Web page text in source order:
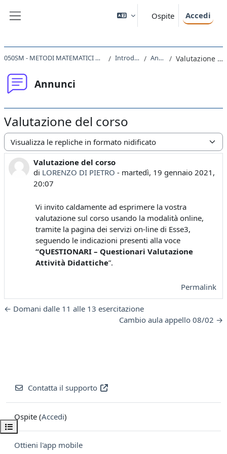
Ospite Accedi
Apri indice del corso
050SM - METODI MATEMATICI DELLA FISICA 2020 Introduzione Annunci Valutazione del corso
Annunci
Valutazione del corso
Modalità visualizzazione
Valutazione del corso
di LORENZO DI PIETRO - martedì, 19 gennaio 2021,
20:07
Numero di risposte: 0
Vi invito caldamente ad esprimere la vostra
valutazione sul corso usando la modalità online,
tramite la pagina dei servizi on-line di Esse3,
seguendo le indicazioni presenti alla voce
“QUESTIONARI – Questionari Valutazione
Attività Didattiche”.
Permalink
← Domani dalle 11 alle 13 esercitazione
Cambio aula appello 08/02 →
Contatta il supporto
Ospite (Accedi)
Ottieni l'app mobile